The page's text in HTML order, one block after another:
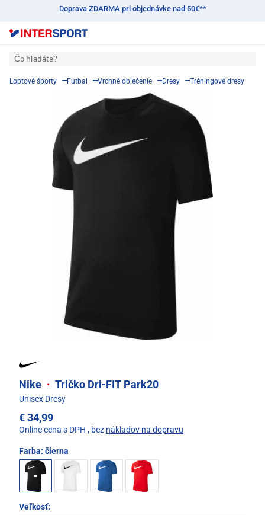
Doprava ZDARMA pri objednávke nad 50€**
Čo hľadáte?
Loptové športy Futbal Vrchné oblečenie Dresy Tréningové dresy
Nike · Tričko Dri-FIT Park20
Unisex Dresy
€ 34,99
Online cena s DPH , bez nákladov na dopravu
Farba: čierna
Veľkosť: